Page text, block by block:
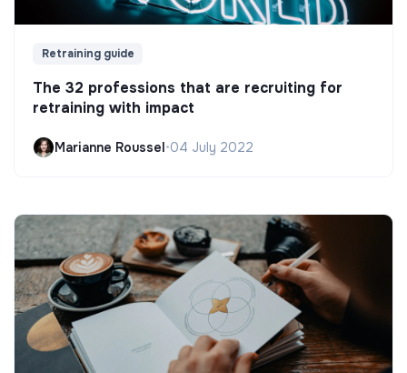
Retraining guide
The 32 professions that are recruiting for
retraining with impact
Marianne Roussel•04 July 2022